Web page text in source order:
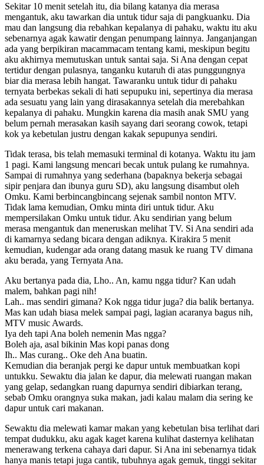
Sekitar 10 menit setelah itu, dia bilang katanya dia merasa
mengantuk, aku tawarkan dia untuk tidur saja di pangkuanku. Dia
mau dan langsung dia rebahkan kepalanya di pahaku, waktu itu aku
sebenarnya agak kawatir dengan penumpang lainnya. Janganjangan
ada yang berpikiran macammacam tentang kami, meskipun begitu
aku akhirnya memutuskan untuk santai saja. Si Ana dengan cepat
tertidur dengan pulasnya, tanganku kutaruh di atas punggungnya
biar dia merasa lebih hangat. Tawaranku untuk tidur di pahaku
ternyata berbekas sekali di hati sepupuku ini, sepertinya dia merasa
ada sesuatu yang lain yang dirasakannya setelah dia merebahkan
kepalanya di pahaku. Mungkin karena dia masih anak SMU yang
belum pernah merasakan kasih sayang dari seorang cowok, tetapi
kok ya kebetulan justru dengan kakak sepupunya sendiri.
Tidak terasa, bis telah memasuki terminal di kotanya. Waktu itu jam
1 pagi. Kami langsung mencari becak untuk pulang ke rumahnya.
Sampai di rumahnya yang sederhana (bapaknya bekerja sebagai
sipir penjara dan ibunya guru SD), aku langsung disambut oleh
Omku. Kami berbincangbincang sejenak sambil nonton MTV.
Tidak lama kemudian, Omku minta diri untuk tidur. Aku
mempersilakan Omku untuk tidur. Aku sendirian yang belum
merasa mengantuk dan meneruskan melihat TV. Si Ana sendiri ada
di kamarnya sedang bicara dengan adiknya. Kirakira 5 menit
kemudian, kudengar ada orang datang masuk ke ruang TV dimana
aku berada, yang Ternyata Ana.
Aku bertanya pada dia, Lho.. An, kamu ngga tidur? Kan udah
malem, bahkan pagi nih!
Lah.. mas sendiri gimana? Kok ngga tidur juga? dia balik bertanya.
Mas kan udah biasa melek sampai pagi, lagian acaranya bagus nih,
MTV music Awards.
Iya deh tapi Ana boleh nemenin Mas ngga?
Boleh aja, asal bikinin Mas kopi panas dong
Ih.. Mas curang.. Oke deh Ana buatin.
Kemudian dia beranjak pergi ke dapur untuk membuatkan kopi
untukku. Sewaktu dia jalan ke dapur, dia melewati ruangan makan
yang gelap, sedangkan ruang dapurnya sendiri dibiarkan terang,
sebab Omku orangnya suka makan, jadi kalau malam dia sering ke
dapur untuk cari makanan.
Sewaktu dia melewati kamar makan yang kebetulan bisa terlihat dari
tempat dudukku, aku agak kaget karena kulihat dasternya kelihatan
menerawang terkena cahaya dari dapur. Si Ana ini sebenarnya tidak
hanya manis tetapi juga cantik, tubuhnya agak gemuk, tinggi sekitar